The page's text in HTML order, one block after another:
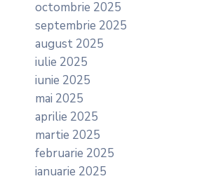
octombrie 2025
septembrie 2025
august 2025
iulie 2025
iunie 2025
mai 2025
aprilie 2025
martie 2025
februarie 2025
ianuarie 2025